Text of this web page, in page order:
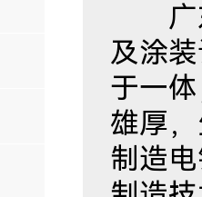
广东
及涂
于一
雄厚
制造